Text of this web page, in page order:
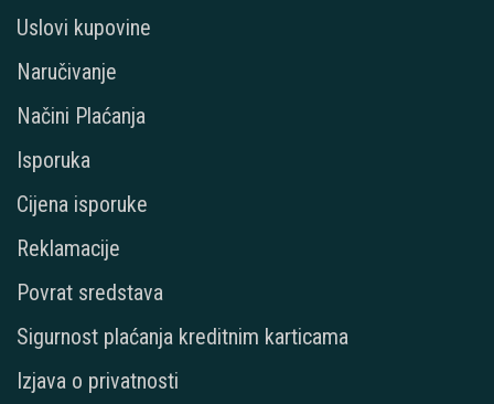
Uslovi kupovine
Naručivanje
Načini Plaćanja
Isporuka
Cijena isporuke
Reklamacije
Povrat sredstava
Sigurnost plaćanja kreditnim karticama
Izjava o privatnosti